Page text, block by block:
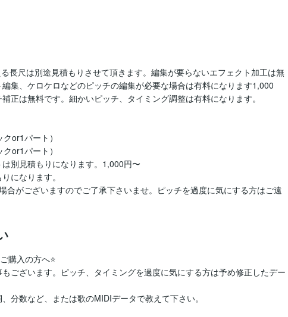
長尺は別途見積もりさせて頂きます。編集が要らないエフェクト加工は無
集、ケロケロなどのピッチの編集が必要な場合は有料になります1,000
正は無料です。細かいピッチ、タイミング調整は有料になります。
or1パート）
or1パート）
別見積もりになります。1,000円〜
になります。
合がございますのでご了承下さいませ。ピッチを過度に気にする方はご遠
購入の方へ⭐️
ございます。ピッチ、タイミングを過度に気にする方は予め修正したデー
分数など、または歌のMIDIデータで教えて下さい。